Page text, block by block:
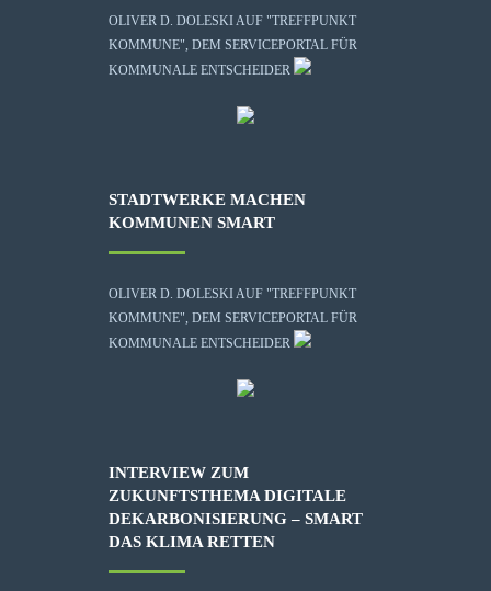
OLIVER D. DOLESKI AUF "TREFFPUNKT
KOMMUNE", DEM SERVICEPORTAL FÜR
KOMMUNALE ENTSCHEIDER
STADTWERKE MACHEN
KOMMUNEN SMART
OLIVER D. DOLESKI AUF "TREFFPUNKT
KOMMUNE", DEM SERVICEPORTAL FÜR
KOMMUNALE ENTSCHEIDER
INTERVIEW ZUM
ZUKUNFTSTHEMA DIGITALE
DEKARBONISIERUNG – SMART
DAS KLIMA RETTEN